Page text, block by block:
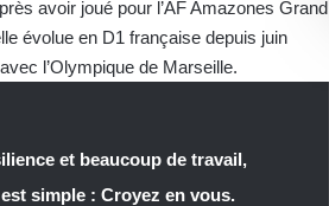
avoir joué pour l’AF Amazones Grand
évolue en D1 française depuis juin
l’Olympique de Marseille.
et beaucoup de travail,
simple : Croyez en vous.